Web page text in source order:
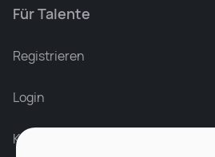
Für Talente
Registrieren
Login
Karriere bei Rocken